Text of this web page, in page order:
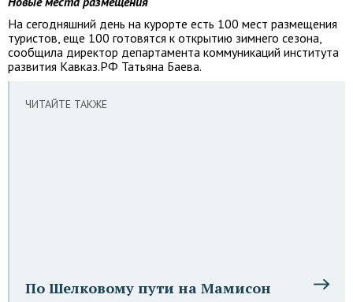
На сегодняшний день на курорте есть 100 мест размещения
туристов, еще 100 готовятся к открытию зимнего сезона,
сообщила директор департамента коммуникаций института
развития Кавказ.РФ Татьяна Баева.
ЧИТАЙТЕ ТАКЖЕ
По Шелковому пути на Мамисон